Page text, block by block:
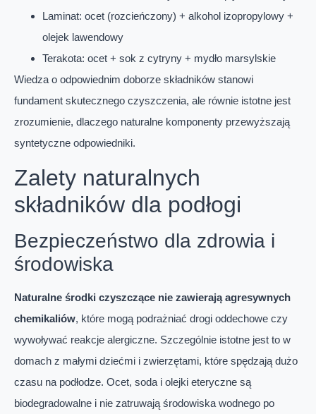
Laminat: ocet (rozcieńczony) + alkohol izopropylowy +
olejek lawendowy
Terakota: ocet + sok z cytryny + mydło marsylskie
Wiedza o odpowiednim doborze składników stanowi
fundament skutecznego czyszczenia, ale równie istotne jest
zrozumienie, dlaczego naturalne komponenty przewyższają
syntetyczne odpowiedniki.
Zalety naturalnych
składników dla podłogi
Bezpieczeństwo dla zdrowia i
środowiska
Naturalne środki czyszczące nie zawierają agresywnych
chemikaliów, które mogą podrażniać drogi oddechowe czy
wywoływać reakcje alergiczne. Szczególnie istotne jest to w
domach z małymi dziećmi i zwierzętami, które spędzają dużo
czasu na podłodze. Ocet, soda i olejki eteryczne są
biodegradowalne i nie zatruwają środowiska wodnego po